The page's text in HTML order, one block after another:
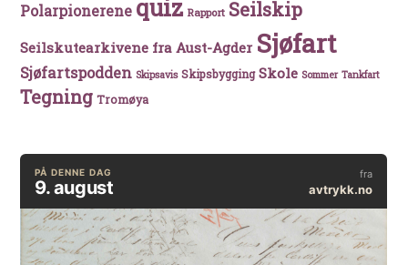
Polarpionerene quiz Rapport Seilskip
Seilskutearkivene fra Aust-Agder Sjøfart
Sjøfartspodden Skipsavis Skipsbygging Skole Sommer Tankfart
Tegning Tromøya